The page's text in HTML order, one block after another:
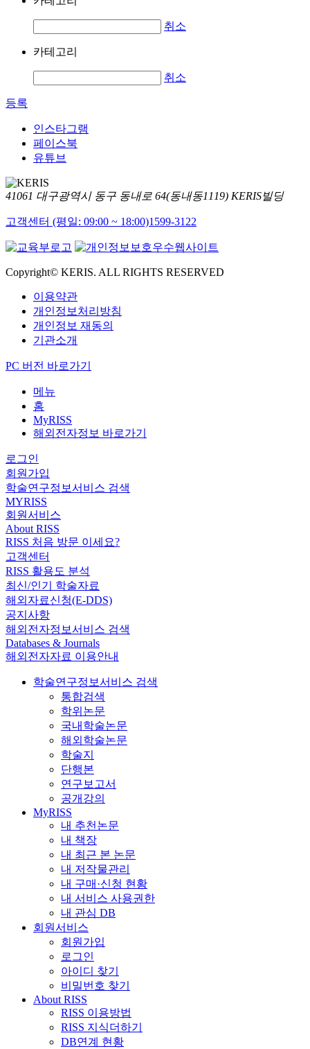
취소
카테고리
취소
등록
인스타그램
페이스북
유튜브
41061 대구광역시 동구 동내로 64(동내동1119) KERIS빌딩
고객센터 (평일: 09:00 ~ 18:00)1599-3122
Copyright© KERIS. ALL RIGHTS RESERVED
이용약관
개인정보처리방침
개인정보 재동의
기관소개
PC 버전 바로가기
메뉴
홈
MyRISS
해외전자정보 바로가기
로그인
회원가입
학술연구정보서비스 검색
MYRISS
회원서비스
About RISS
RISS 처음 방문 이세요?
고객센터
RISS 활용도 분석
최신/인기 학술자료
해외자료신청(E-DDS)
공지사항
해외전자정보서비스 검색
Databases & Journals
해외전자자료 이용안내
학술연구정보서비스 검색
통합검색
학위논문
국내학술논문
해외학술논문
학술지
단행본
연구보고서
공개강의
MyRISS
내 추천논문
내 책장
내 최근 본 논문
내 저작물관리
내 구매·신청 현황
내 서비스 사용권한
내 관심 DB
회원서비스
회원가입
로그인
아이디 찾기
비밀번호 찾기
About RISS
RISS 이용방법
RISS 지식더하기
DB연계 현황